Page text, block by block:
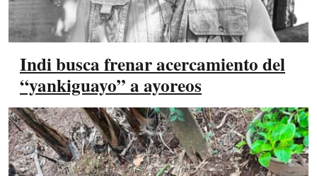
Indi busca frenar acercamiento del
“yankiguayo” a ayoreos